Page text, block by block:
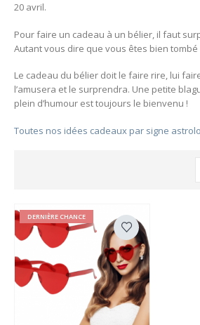
20 avril.
Pour faire un cadeau à un bélier, il faut
Autant vous dire que vous êtes bien tombé
Le cadeau du bélier doit le faire rire, lui
l’amusera et le surprendra. Une petite
plein d’humour est toujours le bienvenu !
Toutes nos idées cadeaux par signe
DERNIÈRE CHANCE